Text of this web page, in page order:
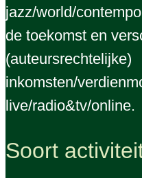
jazz/world/
de toekomst en
(auteursrechtelijke)
inkomsten/
live/radio&tv/online.
Soort